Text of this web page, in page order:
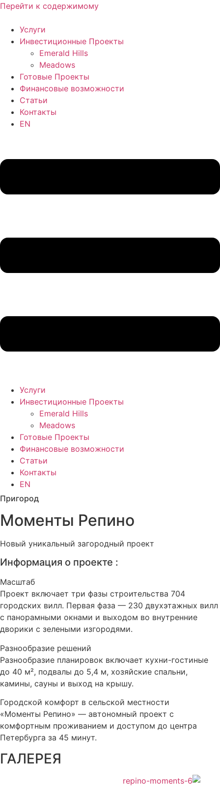
Перейти к содержимому
Услуги
Инвестиционные Проекты
Emerald Hills
Meadows
Готовые Проекты
Финансовые возможности
Статьи
Контакты
EN
Услуги
Инвестиционные Проекты
Emerald Hills
Meadows
Готовые Проекты
Финансовые возможности
Статьи
Контакты
EN
Пригород
Моменты Репино
Новый уникальный загородный проект
Информация о проекте :
Масштаб
Проект включает три фазы строительства 704
городских вилл. Первая фаза — 230 двухэтажных вилл
с панорамными окнами и выходом во внутренние
дворики с зелеными изгородями.
Разнообразие решений
Разнообразие планировок включает кухни-гостиные
до 40 м², подвалы до 5,4 м, хозяйские спальни,
камины, сауны и выход на крышу.
Городской комфорт в сельской местности
«Моменты Репино» — автономный проект с
комфортным проживанием и доступом до центра
Петербурга за 45 минут.
ГАЛЕРЕЯ